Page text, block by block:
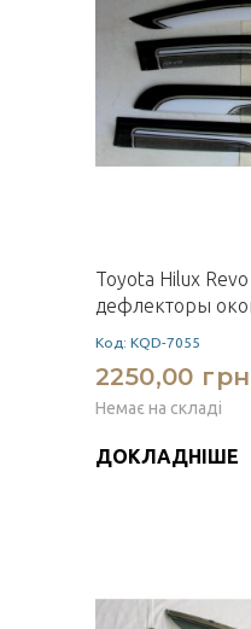
Toyota Hilux
дефлекторы
Код: KQD-7055
2250,00
Немає на складі
ДОКЛАДНІШЕ